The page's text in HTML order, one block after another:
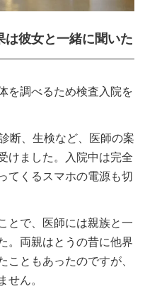
彼女と一緒に聞いた
を調べるため検査入院を
断、生検など、医師の案
けました。入院中は完全
てくるスマホの電源も切
とで、医師には親族と一
。両親はとうの昔に他界
こともあったのですが、
せん。